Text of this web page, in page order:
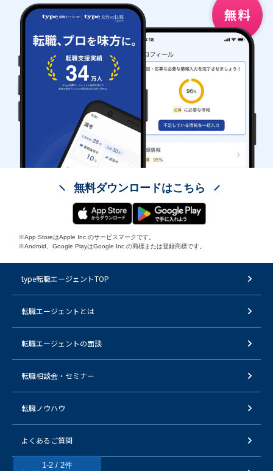
1-2 / 2件
無料ダウンロードはこちら
※App StoreはApple Inc.のサービスマークです。
※Android、Google PlayはGoogle Inc.の商標または登録商標です。
type転職エージェントTOP
転職エージェントとは
転職エージェントの面談
転職相談会・セミナー
転職ノウハウ
よくあるご質問